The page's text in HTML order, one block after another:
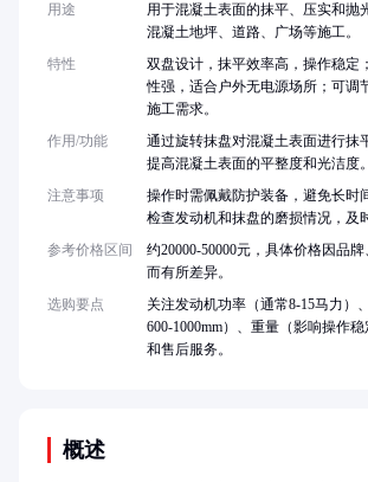
概述
用途
用于混凝土表面的抹平、压实和抛
混凝土地坪、道路、广场等施工。
特性
双盘设计，抹平效率高，操作稳定
性强，适合户外无电源场所；可调
施工需求。
作用/功能
通过旋转抹盘对混凝土表面进行抹
提高混凝土表面的平整度和光洁度。
注意事项
操作时需佩戴防护装备，避免长时
检查发动机和抹盘的磨损情况，及
参考价格区间
约20000-50000元，具体价格因品
而有所差异。
选购要点
关注发动机功率（通常8-15马力）
600-1000mm）、重量（影响操作
和售后服务。